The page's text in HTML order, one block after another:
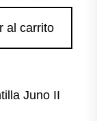
al carrito